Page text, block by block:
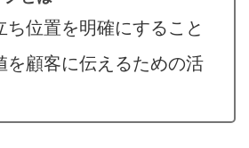
ち位置を明確にすること
を顧客に伝えるための活